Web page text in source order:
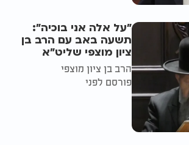
"על אלה אני בוכיה":
תשעה באב עם הרב בן
ציון מוצפי שליט"א
הרב בן ציון מוצפי
פורסם לפני